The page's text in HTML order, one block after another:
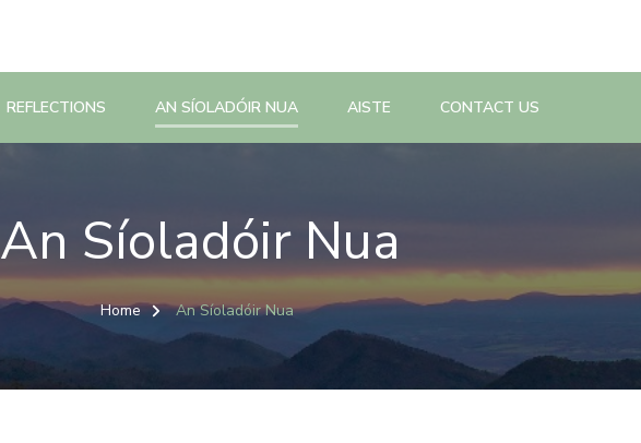
REFLECTIONS AN SÍOLADÓIR NUA AISTE CONTACT US
An Síoladóir Nua
Home An Síoladóir Nua